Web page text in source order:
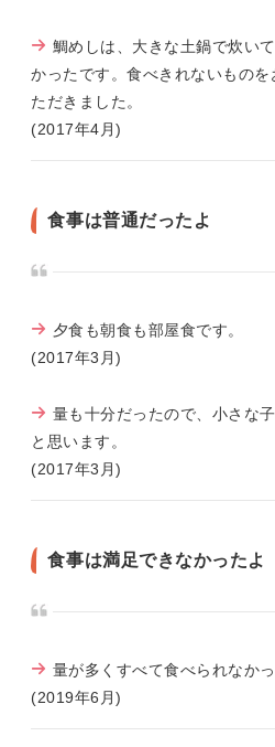
鯛めしは、大きな土鍋で炊い
かったです。食べきれないもの
ただきました。
(2017年4月)
食事は普通だったよ
夕食も朝食も部屋食です。
(2017年3月)
量も十分だったので、小さな
と思います。
(2017年3月)
食事は満足できなかったよ
量が多くすべて食べられなか
(2019年6月)